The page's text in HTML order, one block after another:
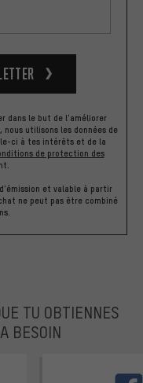
dans le but de l'améliorer
utilisons les données de
ci à tes intérêts et de la
de protection des
et valable à partir
ne peut pas être combiné
TU OBTIENNES
BESOIN